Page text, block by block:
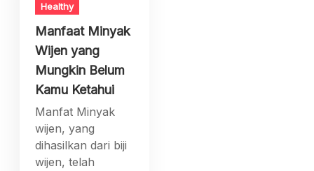
Healthy
Manfaat Minyak
Wijen yang
Mungkin Belum
Kamu Ketahui
Manfat Minyak
wijen, yang
dihasilkan dari biji
wijen, telah